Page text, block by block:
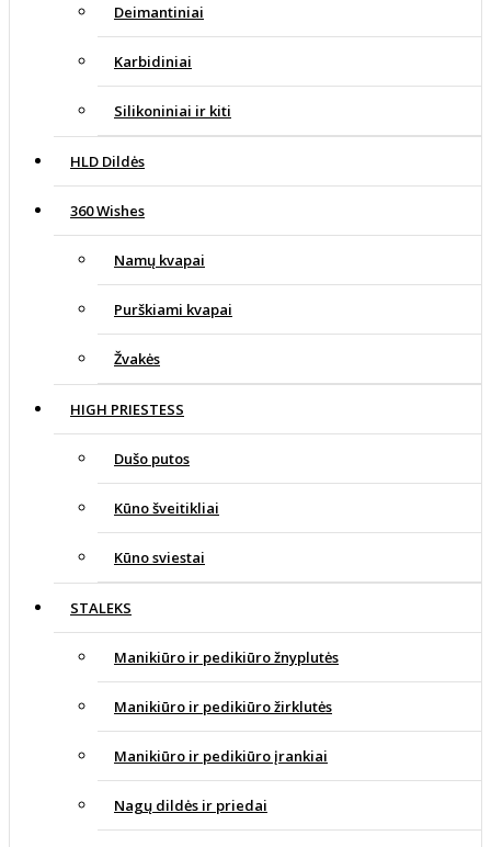
Deimantiniai
Karbidiniai
Silikoniniai ir kiti
HLD Dildės
360 Wishes
Namų kvapai
Purškiami kvapai
Žvakės
HIGH PRIESTESS
Dušo putos
Kūno šveitikliai
Kūno sviestai
STALEKS
Manikiūro ir pedikiūro žnyplutės
Manikiūro ir pedikiūro žirklutės
Manikiūro ir pedikiūro įrankiai
Nagų dildės ir priedai